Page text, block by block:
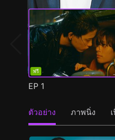
ฟรี
EP 1
ตัวอย่าง ภาพนิ่ง